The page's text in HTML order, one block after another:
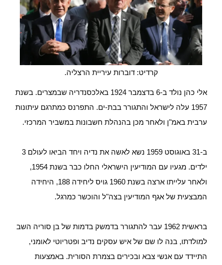
קרדיט: דוברות עיריית הרצליה.
אלי כהן נולד ב-6 בדצמבר 1924 באלכסנדריה שבמצרים. בשנת
1957 עלה לישראל והתגורר בבת-ים. התפרנס כמתרגם עיתונות
ערבית באמ"ן ולאחר מכן בהנהלת חשבונות במשביר המרכזי.
ב-31 באוגוסט 1959 נשא לאשה את נדיה ויחד הביאו לעולם 3
ילדים. מגעיו עם המודיעין הישראלי החלו כבר בשנת 1954,
ולאחר עלייתו ארצה בשנת 1960 גויס ליחידה 188, היחידה
המבצעית של אגף המודיעין בצה"ל והוכשר כמרגל.
בראשית 1962 עבר להתגורר בדמשק בדמות של בן סוריה השב
למולדתו, בנה לו שם של איש עסקים נדיב ופטריוטי לאומני,
התיידד עם אנשי צבא ובכירים בצמרת הסורית. באמצעות